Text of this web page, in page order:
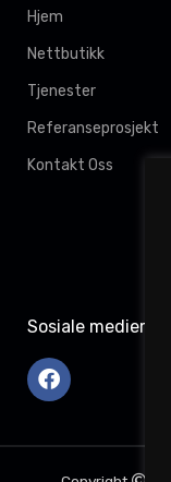
Hjem
Nettbutikk
Tjenester
Referanseprosjekt
Kontakt Oss
Sosiale medier